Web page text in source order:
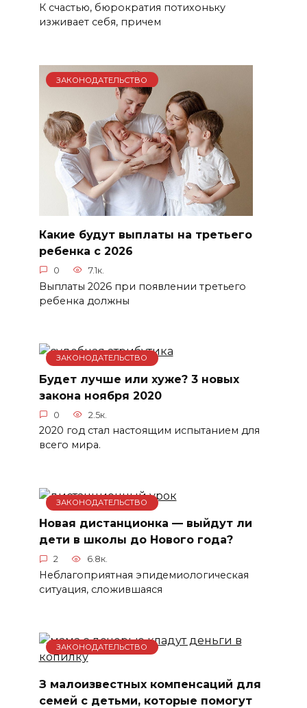
К счастью, бюрократия потихоньку
изживает себя, причем
ЗАКОНОДАТЕЛЬСТВО
Какие будут выплаты на третьего
ребенка с 2026
0 7.1к.
Выплаты 2026 при появлении третьего
ребенка должны
ЗАКОНОДАТЕЛЬСТВО
Будет лучше или хуже? 3 новых
закона ноября 2020
0 2.5к.
2020 год стал настоящим испытанием для
всего мира.
ЗАКОНОДАТЕЛЬСТВО
Новая дистанционка — выйдут ли
дети в школы до Нового года?
2 6.8к.
Неблагоприятная эпидемиологическая
ситуация, сложившаяся
ЗАКОНОДАТЕЛЬСТВО
З малоизвестных компенсаций для
семей с детьми, которые помогут